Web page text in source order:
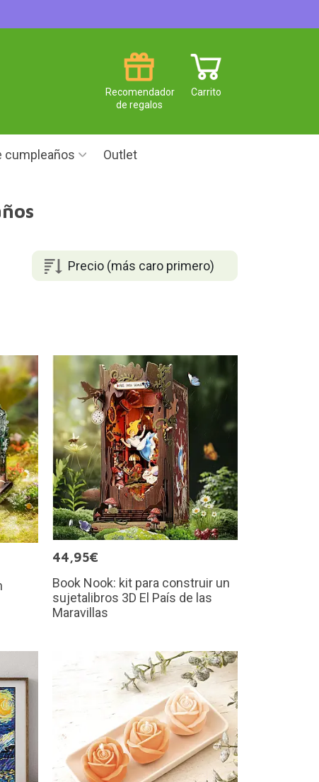
Carrito
Recomendador
de regalos
cumpleaños Outlet
Precio (más caro primero)
44,95€
Book Nook: kit para construir un
sujetalibros 3D El País de las
Maravillas